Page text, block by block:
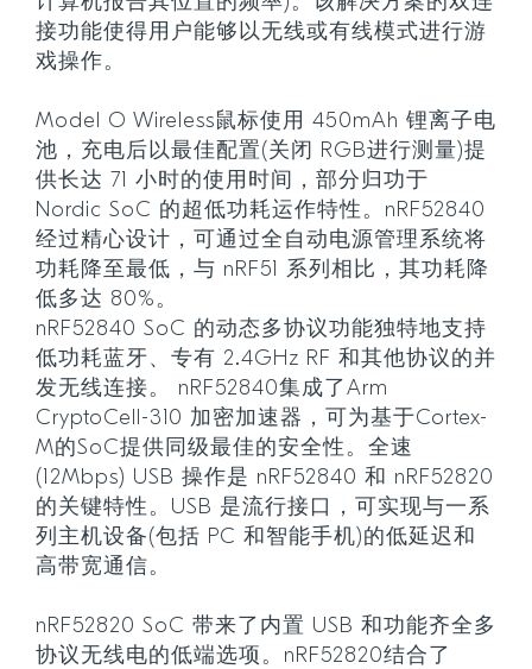
接功能使得用户能够以无线或有线模式进行游
戏操作。
Model O Wireless鼠标使用 450mAh 锂离子电
池，充电后以最佳配置(关闭 RGB进行测量)提
供长达 71 小时的使用时间，部分归功于
Nordic SoC 的超低功耗运作特性。nRF52840
经过精心设计，可通过全自动电源管理系统将
功耗降至最低，与 nRF51 系列相比，其功耗降
低多达 80%。
nRF52840 SoC 的动态多协议功能独特地支持
低功耗蓝牙、专有 2.4GHz RF 和其他协议的并
发无线连接。 nRF52840集成了Arm
CryptoCell-310 加密加速器，可为基于Cortex-
M的SoC提供同级最佳的安全性。全速
(12Mbps) USB 操作是 nRF52840 和 nRF52820
的关键特性。USB 是流行接口，可实现与一系
列主机设备(包括 PC 和智能手机)的低延迟和
高带宽通信。
nRF52820 SoC 带来了内置 USB 和功能齐全多
协议无线电的低端选项。nRF52820结合了